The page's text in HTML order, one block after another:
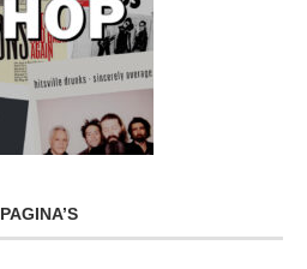
PAGINA’S